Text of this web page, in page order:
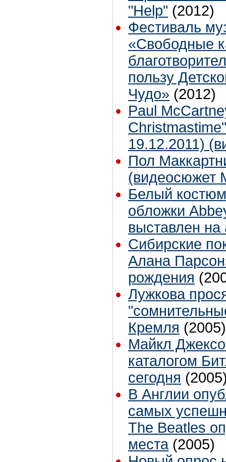
"Help" (2012)
Фестиваль
«Свободные
пользу
Чудо» (2012)
Paul
19.12.2011)
Пол
(видеосюжет
Белый
обложки
выставлен на
Сибирские
Алана
рождения
Лужкова
Кремля (2005)
Майкл
каталогом
сегодня
В Англии
самых
The Beatles
места (2005)